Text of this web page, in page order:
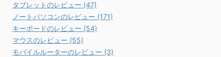
タブレットのレビュー (47)
ノートパソコンのレビュー (171)
キーボードのレビュー (54)
マウスのレビュー (55)
モバイルルーターのレビュー (3)